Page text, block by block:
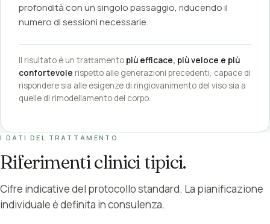
profondità con un singolo passaggio, riducendo il
numero di sessioni necessarie.
Il risultato è un trattamento più efficace, più veloce e più
confortevole rispetto alle generazioni precedenti, capace di
rispondere sia alle esigenze di ringiovanimento del viso sia a
quelle di rimodellamento del corpo.
I DATI DEL TRATTAMENTO
Riferimenti clinici tipici.
Cifre indicative del protocollo standard. La pianificazione
individuale è definita in consulenza.